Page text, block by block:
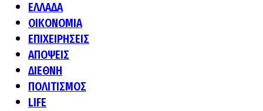
ΕΛΛΑΔΑ
ΟΙΚΟΝΟΜΙΑ
ΕΠΙΧΕΙΡΗΣΕΙΣ
ΑΠΟΨΕΙΣ
ΔΙΕΘΝΗ
ΠΟΛΙΤΙΣΜΟΣ
LIFE